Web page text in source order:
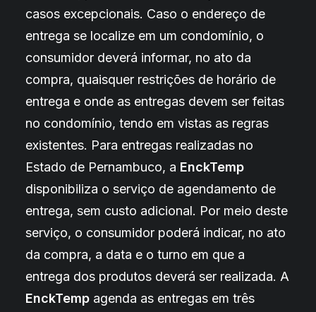
casos excepcionais. Caso o endereço de
entrega se localize em um condomínio, o
consumidor deverá informar, no ato da
compra, quaisquer restrições de horário de
entrega e onde as entregas devem ser feitas
no condomínio, tendo em vistas as regras
existentes. Para entregas realizadas no
Estado de Pernambuco, a EnckTemp
disponibiliza o serviço de agendamento de
entrega, sem custo adicional. Por meio deste
serviço, o consumidor poderá indicar, no ato
da compra, a data e o turno em que a
entrega dos produtos deverá ser realizada. A
EnckTemp agenda as entregas em três